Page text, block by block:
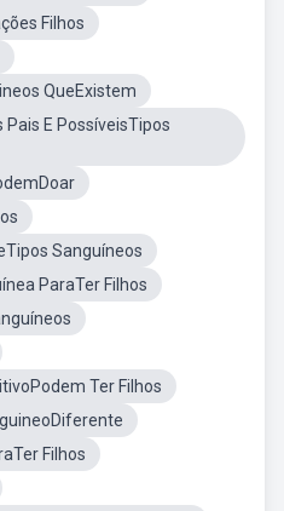
Filhos
QueExistem
E PossíveisTipos
Sanguíneos
ParaTer Filhos
Ter Filhos
Filhos